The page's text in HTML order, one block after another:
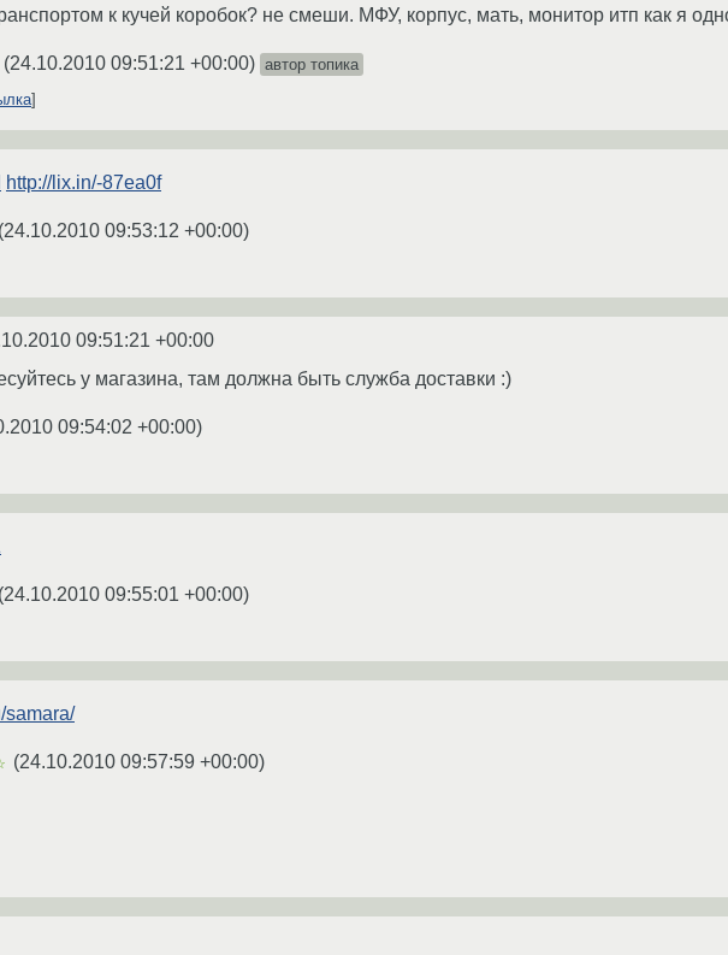
к кучей коробок? не смеши. МФУ, корпус, мать, монитор итп как я
(24.10.2010 09:51:21 +00:00) автор топика
http://lix.in/-87ea0f
(24.10.2010 09:53:12 +00:00)
09:51:21 +00:00
у магазина, там должна быть служба доставки :)
09:54:02 +00:00)
(24.10.2010 09:55:01 +00:00)
samara/
(24.10.2010 09:57:59 +00:00)